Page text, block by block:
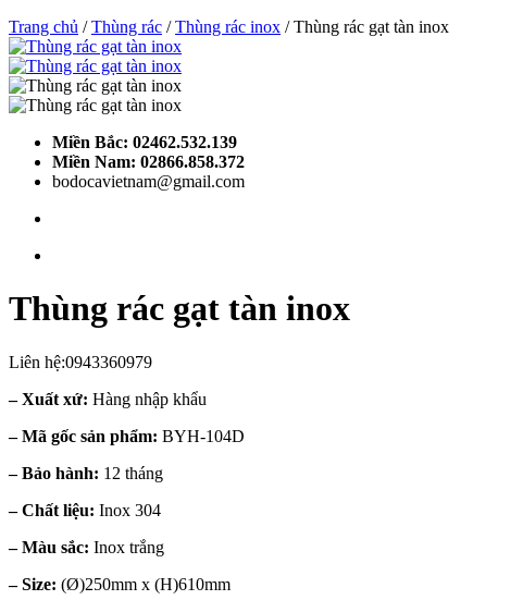
Trang chủ /Thùng rác /Thùng rác inox / Thùng rác gạt tàn inox
Miền Bắc: 02462.532.139
Miền Nam: 02866.858.372
bodocavietnam@gmail.com
Thùng rác gạt tàn inox
Liên hệ:0943360979
– Xuất xứ: Hàng nhập khẩu
– Mã gốc sản phẩm: BYH-104D
– Bảo hành: 12 tháng
– Chất liệu: Inox 304
– Màu sắc: Inox trắng
– Size: (Ø)250mm x (H)610mm